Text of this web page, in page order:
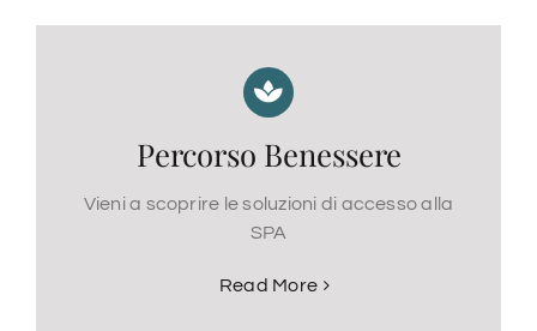
Percorso Benessere
Vieni a scoprire le soluzioni di accesso alla
SPA
Read More